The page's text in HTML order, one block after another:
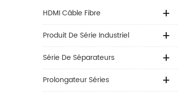
HDMI Câble Fibre
Produit De Série Industriel
Série De Séparateurs
Prolongateur Séries